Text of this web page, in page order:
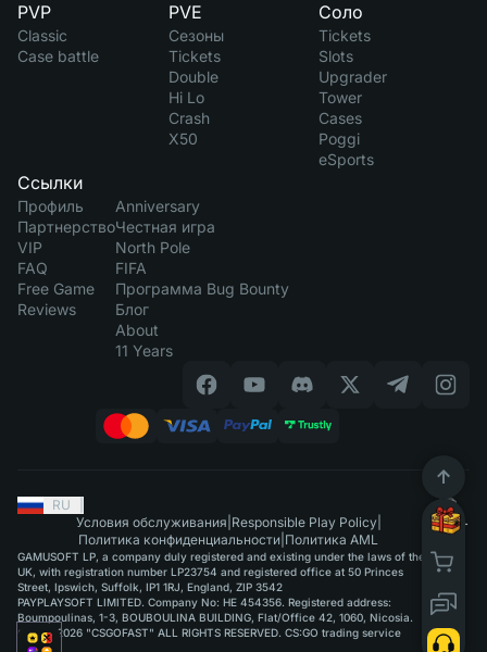
PVP
Classic
Case battle
PVE
Сезоны
Tickets
Double
Hi Lo
Crash
X50
Соло
Tickets
Slots
Upgrader
Tower
Cases
Poggi
eSports
Ссылки
Профиль
Партнерство
VIP
FAQ
Free Game
Reviews
Anniversary
Честная игра
North Pole
FIFA
Программа Bug Bounty
Блог
About
11 Years
RU
Условия обслуживания Responsible Play Policy|
Политика конфиденциальности Политика AML
GAMUSOFT LP, a company duly registered and existing under the laws of the
UK, with registration number LP23754 and registered office at 50 Princes
Street, Ipswich, Suffolk, IP1 1RJ, England, ZIP 3542
PAYPLAYSOFT LIMITED. Company No: HE 454356. Registered address:
Boumpoulinas, 1-3, BOUBOULINA BUILDING, Flat/Office 42, 1060, Nicosia.
©2015-2026 "CSGOFAST" ALL RIGHTS RESERVED. CS:GO trading service